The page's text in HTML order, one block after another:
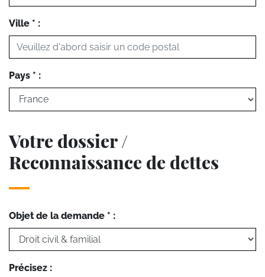
Ville * :
Pays * :
Votre dossier /
Reconnaissance de dettes
Objet de la demande * :
Précisez :